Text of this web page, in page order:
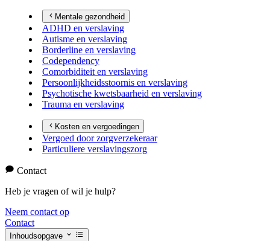
Mentale gezondheid
ADHD en verslaving
Autisme en verslaving
Borderline en verslaving
Codependency
Comorbiditeit en verslaving
Persoonlijkheidsstoornis en verslaving
Psychotische kwetsbaarheid en verslaving
Trauma en verslaving
Kosten en vergoedingen
Vergoed door zorgverzekeraar
Particuliere verslavingszorg
Contact
Heb je vragen of wil je hulp?
Neem contact op
Contact
Inhoudsopgave